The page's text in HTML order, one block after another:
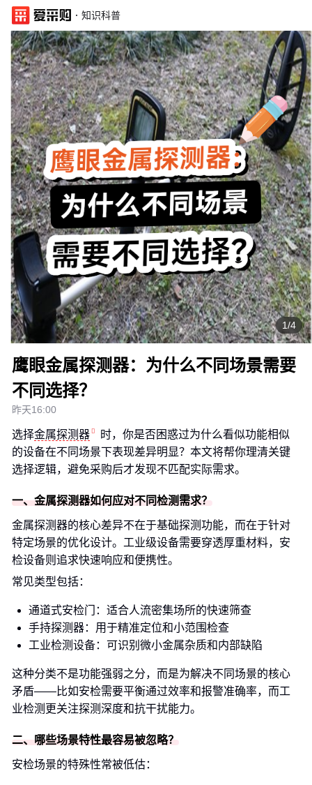
· 知识科普
1/4
鹰眼金属探测器：为什么不同场景需要
不同选择？
昨天16:00
选择金属探测器
时，你是否困惑过为什么看似功能相似
的设备在不同场景下表现差异明显？本文将帮你理清关键
选择逻辑，避免采购后才发现不匹配实际需求。
一、金属探测器如何应对不同检测需求？
金属探测器的核心差异不在于基础探测功能，而在于针对
特定场景的优化设计。工业级设备需要穿透厚重材料，安
检设备则追求快速响应和便携性。
常见类型包括：
通道式安检门：适合人流密集场所的快速筛查
手持探测器：用于精准定位和小范围检查
工业检测设备：可识别微小金属杂质和内部缺陷
这种分类不是功能强弱之分，而是为解决不同场景的核心
矛盾——比如安检需要平衡通过效率和报警准确率，而工
业检测更关注探测深度和抗干扰能力。
二、哪些场景特性最容易被忽略？
安检场景的特殊性常被低估：